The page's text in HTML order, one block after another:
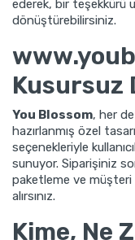
ederek, bir teşekkürü
dönüştürebilirsiniz.
Kusursuz
You Blossom, her
hazırlanmış özel
seçenekleriyle
sunuyor. Siparişiniz
paketleme ve
alırsınız.
Kime, Ne